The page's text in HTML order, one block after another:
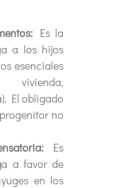
Es la
a los hijos
esenciales
El obligado
no
Es
a favor de
en los